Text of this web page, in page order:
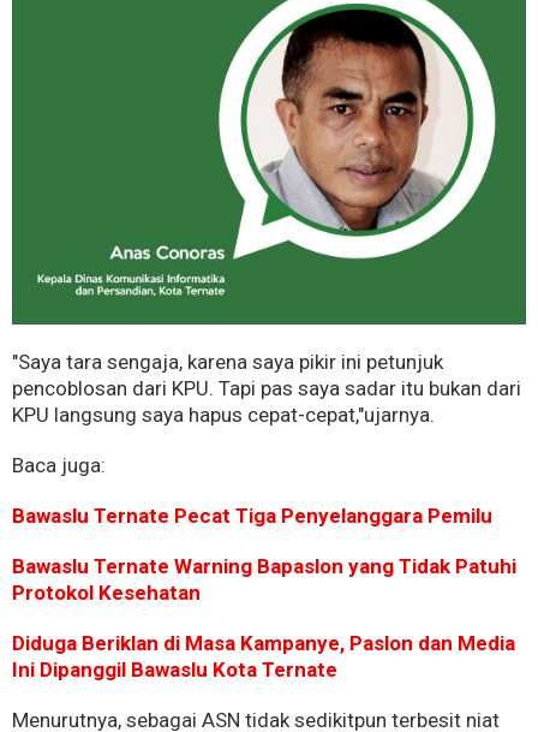
"Saya tara sengaja, karena saya pikir ini petunjuk
pencoblosan dari KPU. Tapi pas saya sadar itu bukan dari
KPU langsung saya hapus cepat-cepat,"ujarnya.
Baca juga:
Bawaslu Ternate Pecat Tiga Penyelanggara Pemilu
Bawaslu Ternate Warning Bapaslon yang Tidak Patuhi
Protokol Kesehatan
Diduga Beriklan di Masa Kampanye, Paslon dan Media
Ini Dipanggil Bawaslu Kota Ternate
Menurutnya, sebagai ASN tidak sedikitpun terbesit niat